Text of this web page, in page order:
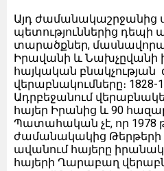
Այդ ժամանակաշրջանից
պետություններից
տարածքներ,
Իրավանի և Նախչըվանի
հայկական բնակչության
վերաբնակումները։
Ադրբեջանում
հայեր Իրանից և 90
Պատահական չէ, որ 1978
ժամանակակից
ավանում հայերը
հայերի Ղարաբաղ